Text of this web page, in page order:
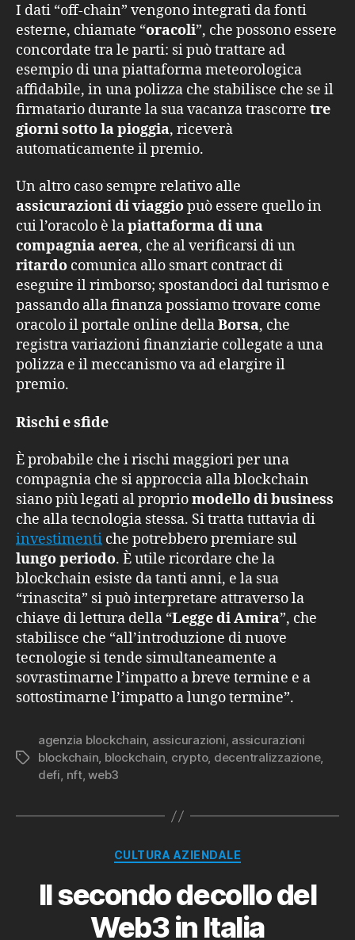
I dati “off-chain” vengono integrati da fonti
esterne, chiamate “oracoli”, che possono essere
concordate tra le parti: si può trattare ad
esempio di una piattaforma meteorologica
affidabile, in una polizza che stabilisce che se il
firmatario durante la sua vacanza trascorre tre
giorni sotto la pioggia, riceverà
automaticamente il premio.
Un altro caso sempre relativo alle
assicurazioni di viaggiopuò essere quello in
cui l’oracolo è lapiattaforma di una
compagnia aerea, che al verificarsi di un
ritardo comunica allo smart contract di
eseguire il rimborso; spostandoci dal turismo e
passando alla finanza possiamo trovare come
oracolo il portale online dellaBorsa, che
registra variazioni finanziarie collegate a una
polizza e il meccanismo va ad elargire il
premio.
Rischi e sfide
È probabile che i rischi maggiori per una
compagnia che si approccia alla blockchain
siano più legati al propriomodello di business
che alla tecnologia stessa. Si tratta tuttavia di
investimenti che potrebbero premiare sul
lungo periodo. È utile ricordare che la
blockchain esiste da tanti anni, e la sua
“rinascita” si può interpretare attraverso la
chiave di lettura della “Legge di Amira”, che
stabilisce che “all’introduzione di nuove
tecnologie si tende simultaneamente a
sovrastimarne l’impatto a breve termine e a
sottostimarne l’impatto a lungo termine”.
Tag
agenzia blockchain, assicurazioni, assicurazioni
blockchain, blockchain, crypto, decentralizzazione,
defi, nft,web3
Categorie
CULTURA AZIENDALE
Il secondo decollo del
Web3 in Italia